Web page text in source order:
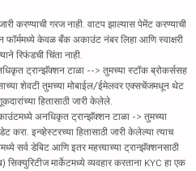
करण्याची गरज नाही. वाटप झाल्यास पेमेंट करण्याची
केवळ बँक अकाउंट नंबर लिहा आणि स्वाक्षरी
रिफंडची चिंता नाही.
ट्रान्झॅक्शन टाळा --> तुमच्या स्टॉक ब्रोकर्ससह
शेवटी तुमच्या मोबाईल/ईमेलवर एक्सचेंजमधून थेट
हितासाठी जारी केलेले.
अनधिकृत ट्रान्झॅक्शन टाळा -> तुमच्या
करा. इन्व्हेस्टरच्या हितासाठी जारी केलेल्या त्याच
सर्व डेबिट आणि इतर महत्त्वाच्या ट्रान्झॅक्शनसाठी
सिक्युरिटीज मार्केटमध्ये व्यवहार करताना KYC हा एक